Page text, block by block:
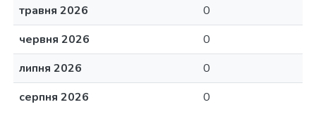
травня 2026
0
червня 2026
0
липня 2026
0
серпня 2026
0